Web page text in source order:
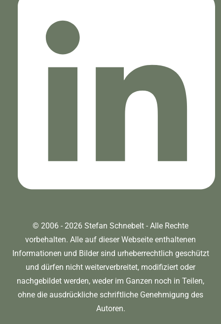
© 2006 - 2026 Stefan Schnebelt - Alle Rechte
vorbehalten. Alle auf dieser Webseite enthaltenen
Informationen und Bilder sind urheberrechtlich geschützt
und dürfen nicht weiterverbreitet, modifiziert oder
nachgebildet werden, weder im Ganzen noch in Teilen,
ohne die ausdrückliche schriftliche Genehmigung des
Autoren.